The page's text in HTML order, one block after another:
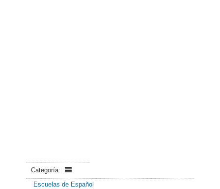
Categoría:
Escuelas de Español